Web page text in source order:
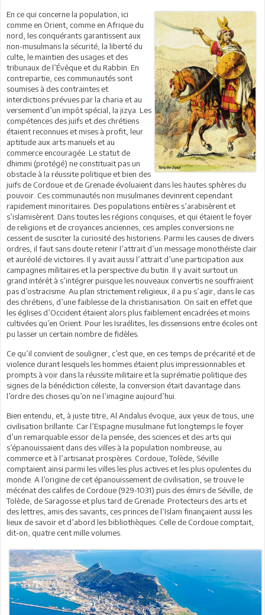
En ce qui concerne la population, ici
comme en Orient, comme en Afrique du
nord, les conquérants garantissent aux
non-musulmans la sécurité, la liberté du
culte, le maintien des usages et des
tribunaux de l’Évêque et du Rabbin. En
contrepartie, ces communautés sont
soumises à des contraintes et
interdictions prévues par la charia et au
versement d’un impôt spécial, la jizya. Les
compétences des juifs et des chrétiens
étaient reconnues et mises à profit, leur
aptitude aux arts manuels et au
commerce encouragée. Le statut de
dhimmi (protégé) ne constituait pas un
obstacle à la réussite politique et bien des
juifs de Cordoue et de Grenade évoluaient dans les hautes sphères du
pouvoir. Ces communautés non musulmanes devinrent cependant
rapidement minoritaires. Des populations entières s’arabisèrent et
s’islamisèrent. Dans toutes les régions conquises, et qui étaient le foyer
de religions et de croyances anciennes, ces amples conversions ne
cessent de susciter la curiosité des historiens. Parmi les causes de divers
ordres, il faut sans doute retenir l’attrait d’un message monothéiste clair
et auréolé de victoires. Il y avait aussi l’attrait d’une participation aux
campagnes militaires et la perspective du butin. Il y avait surtout un
grand intérêt à s’intégrer puisque les nouveaux convertis ne souffraient
pas d’ostracisme. Au plan strictement religieux, il a pu s’agir, dans le cas
des chrétiens, d’une faiblesse de la christianisation. On sait en effet que
les églises d’Occident étaient alors plus faiblement encadrées et moins
cultivées qu’en Orient. Pour les Israélites, les dissensions entre écoles ont
pu lasser un certain nombre de fidèles.
Ce qu’il convient de souligner, c’est que, en ces temps de précarité et de
violence durant lesquels les hommes étaient plus impressionnables et
prompts à voir dans la réussite militaire et la suprématie politique des
signes de la bénédiction céleste, la conversion était davantage dans
l’ordre des choses qu’on ne l’imagine aujourd’hui.
Bien entendu, et, à juste titre, Al Andalus évoque, aux yeux de tous, une
civilisation brillante. Car l’Espagne musulmane fut longtemps le foyer
d’un remarquable essor de la pensée, des sciences et des arts qui
s’épanouissaient dans des villes à la population nombreuse, au
commerce et à l’artisanat prospères. Cordoue, Tolède, Séville
comptaient ainsi parmi les villes les plus actives et les plus opulentes du
monde. A l’origine de cet épanouissement de civilisation, se trouve le
mécénat des califes de Cordoue (929-1031) puis des émirs de Séville, de
Tolède, de Saragosse et plus tard de Grenade. Protecteurs des arts et
des lettres, amis des savants, ces princes de l’Islam finançaient aussi les
lieux de savoir et d’abord les bibliothèques. Celle de Cordoue comptait,
dit-on, quatre cent mille volumes.